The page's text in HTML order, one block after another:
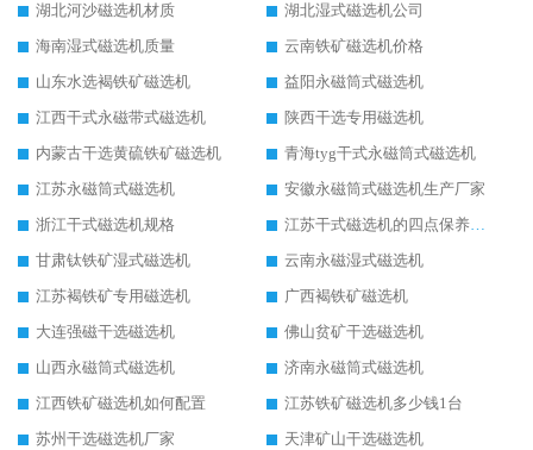
湖北河沙磁选机材质
湖北湿式磁选机公司
海南湿式磁选机质量
云南铁矿磁选机价格
山东水选褐铁矿磁选机
益阳永磁筒式磁选机
江西干式永磁带式磁选机
陕西干选专用磁选机
内蒙古干选黄硫铁矿磁选机
青海tyg干式永磁筒式磁选机
江苏永磁筒式磁选机
安徽永磁筒式磁选机生产厂家
浙江干式磁选机规格
江苏干式磁选机的四点保养秘籍
甘肃钛铁矿湿式磁选机
云南永磁湿式磁选机
江苏褐铁矿专用磁选机
广西褐铁矿磁选机
大连强磁干选磁选机
佛山贫矿干选磁选机
山西永磁筒式磁选机
济南永磁筒式磁选机
江西铁矿磁选机如何配置
江苏铁矿磁选机多少钱1台
苏州干选磁选机厂家
天津矿山干选磁选机